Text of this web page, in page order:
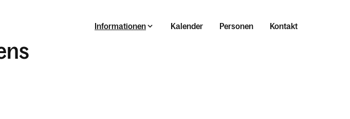
Informationen Kalender Personen Kontakt